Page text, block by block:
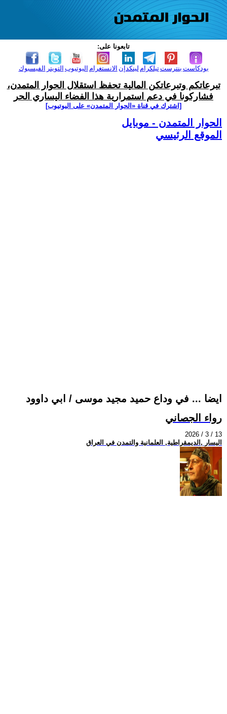
تابعونا على:
الفيسبوك التويتر اليوتيوب الانستغرام لينكدإن تيلكرامبنترست بودكاست
تبرعاتكم وتبرعاتكن المالية تحفظ استقلال الحوار المتمدن،
فشاركونا في دعم استمرارية هذا الفضاء اليساري الحر
[اشترك في قناة ‫«الحوار المتمدن» على اليوتيوب]
الحوار المتمدن - موبايل
الموقع الرئيسي
ايضا ... في وداع حميد مجيد موسى / ابي داوود
رواء الجصاني
2026 / 3 / 13
اليسار ,الديمقراطية, العلمانية والتمدن في العراق